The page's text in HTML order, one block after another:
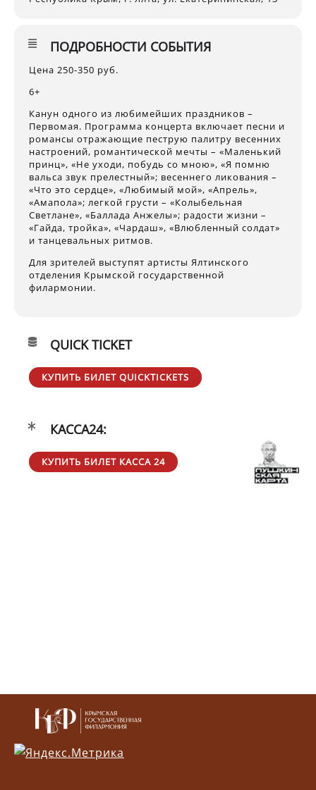
ПОДРОБНОСТИ СОБЫТИЯ
Цена 250-350 руб.
6+
Канун одного из любимейших праздников –
Первомая. Программа концерта включает песни и
романсы отражающие пеструю палитру весенних
настроений, романтической мечты – «Маленький
принц», «Не уходи, побудь со мною», «Я помню
вальса звук прелестный»; весеннего ликования –
«Что это сердце», «Любимый мой», «Апрель»,
«Амапола»; легкой грусти – «Колыбельная
Светлане», «Баллада Анжелы»; радости жизни –
«Гайда, тройка», «Чардаш», «Влюбленный солдат»
и танцевальных ритмов.
Для зрителей выступят артисты Ялтинского
отделения Крымской государственной
филармонии.
QUICK TICKET
КУПИТЬ БИЛЕТ QUICKTICKETS
КАССА24:
КУПИТЬ БИЛЕТ КАССА 24